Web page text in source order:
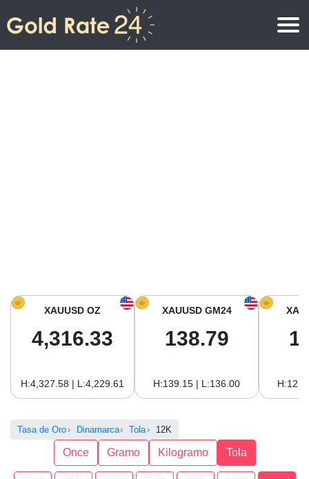
Precio del Oro hoy en América del sur
XAUUSD OZ
4,316.33
H:4,327.58 | L:4,229.61
XAUUSD GM24
138.79
H:139.15 | L:136.00
Tasa de Oro Dinamarca Tola 12K
Once Gramo Kilogramo Tola